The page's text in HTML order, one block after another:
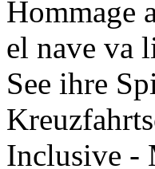
Hommage
el nave va
See ihre
Inclusive -